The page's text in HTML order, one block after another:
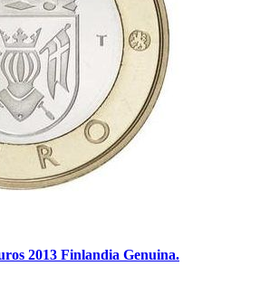
2013 Finlandia Genuina.